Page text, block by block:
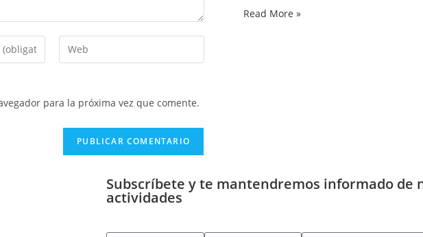
para la próxima vez que comente.
Read More »
Subscríbete y te mantendremos informado de
actividades